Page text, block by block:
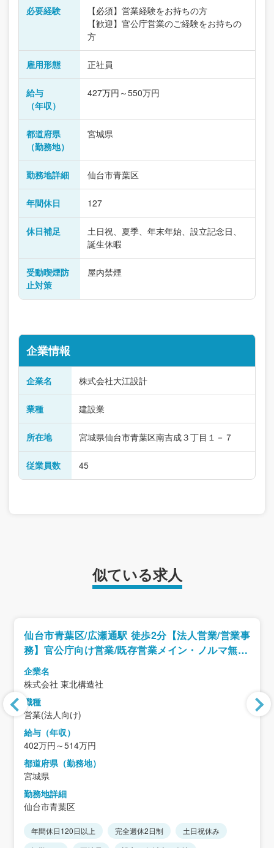
必要経験
【必須】営業経験をお持ちの方
【歓迎】官公庁営業のご経験をお持ちの
方
雇用形態 正社員
給与
（年収）
427万円～550万円
都道府県
（勤務地）
宮城県
勤務地詳細 仙台市青葉区
年間休日 127
休日補足
土日祝、夏季、年末年始、設立記念日、
誕生休暇
受動喫煙防
止対策
屋内禁煙
企業情報
企業名 株式会社大江設計
業種 建設業
所在地 宮城県仙台市青葉区南吉成３丁目１－７
従業員数 45
似ている求人
仙台市青葉区/広瀬通駅 徒歩2分【法人営業/営業事
務】官公庁向け営業/既存営業メイン・ノルマ無し/
リーダー経験者歓迎/年休125日
企業名
株式会社 東北構造社
職種
営業(法人向け)
給与（年収）
402万円～514万円
都道府県（勤務地）
宮城県
勤務地詳細
仙台市青葉区
年間休日120日以上 完全週休2日制
土日祝休み